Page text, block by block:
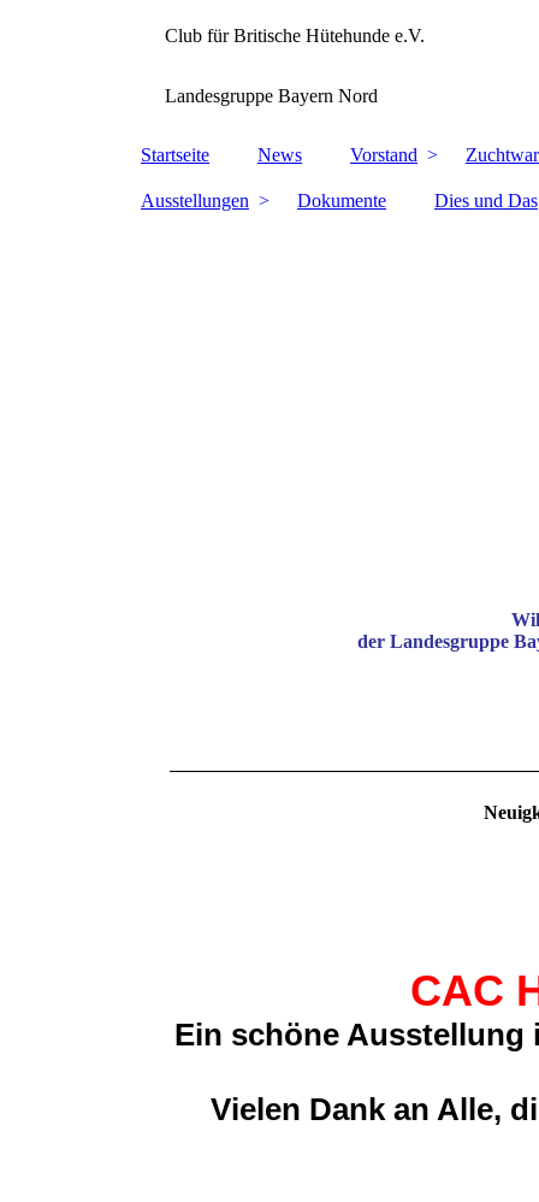
Club für Britische Hütehunde e.V.
Landesgruppe Bayern Nord
Startseite News Vorstand
Ausstellungen Dokumente Dies und Das
der Landesgruppe
CAC
Ein schöne
Vielen Dank an Alle,